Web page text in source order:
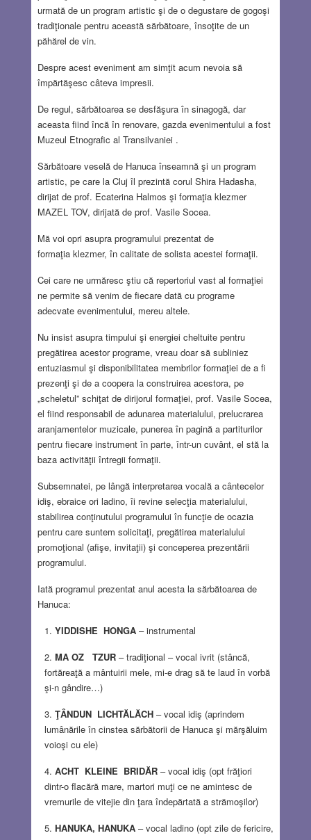
urmată de un program artistic şi de o degustare de gogoşi
tradiţionale pentru această sărbătoare, însoţite de un
păhărel de vin.
Despre acest eveniment am simţit acum nevoia să
împărtăşesc câteva impresii.
De regul, sărbătoarea se desfăşura în sinagogă, dar
aceasta fiind încă în renovare, gazda evenimentului a fost
Muzeul Etnografic al Transilvaniei .
Sărbătoare veselă de Hanuca înseamnă şi un program
artistic, pe care la Cluj îl prezintă corul Shira Hadasha,
dirijat de prof. Ecaterina Halmos şi formaţia klezmer
MAZEL TOV, dirijată de prof. Vasile Socea.
Mă voi opri asupra programului prezentat de
formaţia klezmer, în calitate de solista acestei formaţii.
Cei care ne urmăresc ştiu că repertoriul vast al formaţiei
ne permite să venim de fiecare dată cu programe
adecvate evenimentului, mereu altele.
Nu insist asupra timpului şi energiei cheltuite pentru
pregătirea acestor programe, vreau doar să subliniez
entuziasmul şi disponibilitatea membrilor formaţiei de a fi
prezenţi şi de a coopera la construirea acestora, pe
„scheletul” schiţat de dirijorul formaţiei, prof. Vasile Socea,
el fiind responsabil de adunarea materialului, prelucrarea
aranjamentelor muzicale, punerea în pagină a partiturilor
pentru fiecare instrument în parte, într-un cuvânt, el stă la
baza activităţii întregii formaţii.
Subsemnatei, pe lângă interpretarea vocală a cântecelor
idiş, ebraice ori ladino, îi revine selecţia materialului,
stabilirea conţinutului programului în funcţie de ocazia
pentru care suntem solicitaţi, pregătirea materialului
promoţional (afişe, invitaţii) şi conceperea prezentării
programului.
Iată programul prezentat anul acesta la sărbătoarea de
Hanuca:
YIDDISHE HONGA– instrumental
MA OZ TZUR– tradiţional – vocal ivrit (stâncă,
fortăreaţă a mântuirii mele, mi-e drag să te laud în vorbă
şi-n gândire…)
ŢÂNDUN LICHTĂLĂCH– vocal idiş (aprindem
lumânările în cinstea sărbătorii de Hanuca şi mărşăluim
voioşi cu ele)
ACHT KLEINE BRIDĂR– vocal idiş (opt frăţiori
dintr-o flacără mare, martori muţi ce ne amintesc de
vremurile de vitejie din ţara îndepărtată a strămoşilor)
HANUKA, HANUKA– vocal ladino (opt zile de fericire,